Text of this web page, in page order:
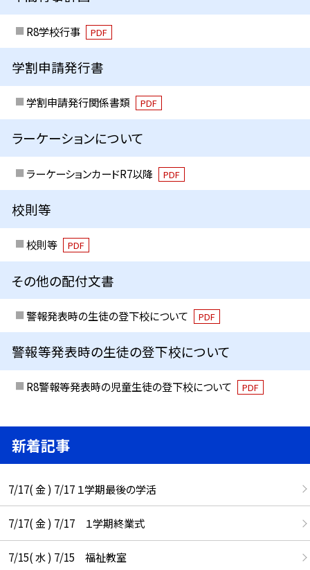
R8学校行事 PDF
学割申請発行書
学割申請発行関係書類 PDF
ラーケーションについて
ラーケーションカードR7以降 PDF
校則等
校則等 PDF
その他の配付文書
警報発表時の生徒の登下校について PDF
警報等発表時の生徒の登下校について
R8警報等発表時の児童生徒の登下校について PDF
新着記事
7/17( 金 ) 7/17 １学期最後の学活
7/17( 金 ) 7/17 １学期終業式
7/15( 水 ) 7/15 福祉教室